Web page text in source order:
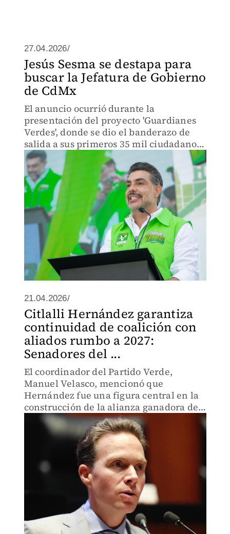
27.04.2026/
Jesús Sesma se destapa para
buscar la Jefatura de Gobierno
de CdMx
El anuncio ocurrió durante la
presentación del proyecto 'Guardianes
Verdes', donde se dio el banderazo de
salida a sus primeros 35 mil ciudadanos
como parte de su estrategia de presencia
para 2027.
21.04.2026/
Citlalli Hernández garantiza
continuidad de coalición con
aliados rumbo a 2027:
Senadores del ...
El coordinador del Partido Verde,
Manuel Velasco, mencionó que
Hernández fue una figura central en la
construcción de la alianza ganadora de
2024.